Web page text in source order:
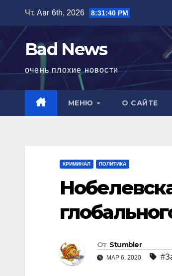
содержимому
Чт. Авг 6th, 2026 8:31:41 PM
Bad News
очень плохие новости
МЕНЮ О САЙТЕ
КРИМИНАЛ ПОЛИТИКА
От Stumbler
МАР 6, 2020